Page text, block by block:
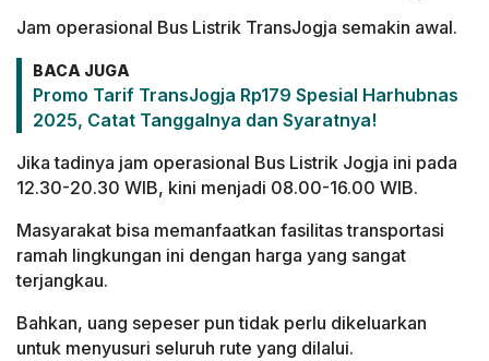
Jam operasional Bus Listrik TransJogja semakin awal.
BACA JUGA
Promo Tarif TransJogja Rp179 Spesial Harhubnas
2025, Catat Tanggalnya dan Syaratnya!
Jika tadinya jam operasional Bus Listrik Jogja ini pada
12.30-20.30 WIB, kini menjadi 08.00-16.00 WIB.
Masyarakat bisa memanfaatkan fasilitas transportasi
ramah lingkungan ini dengan harga yang sangat
terjangkau.
Bahkan, uang sepeser pun tidak perlu dikeluarkan
untuk menyusuri seluruh rute yang dilalui.